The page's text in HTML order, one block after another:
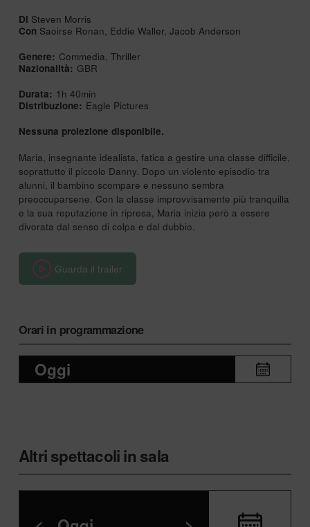
Di Steven Morris
Con Saoirse Ronan, Eddie Waller, Jacob Anderson
Genere: Commedia, Thriller
Nazionalità: GBR
Durata: 1h 40min
Distribuzione: Eagle Pictures
Nessuna proiezione disponibile.
Maria, insegnante idealista, fatica a gestire una classe difficile,
soprattutto il piccolo Danny. Dopo un violento episodio tra
alunni, il bambino scompare e nessuno sembra
preoccuparsene. Con la classe improvvisamente più tranquilla
e la sua reputazione in ripresa, Maria inizia però a essere
divorata dal senso di colpa e dal dubbio.
Guarda il trailer
Orari in programmazione
Oggi
Altri spettacoli in sala